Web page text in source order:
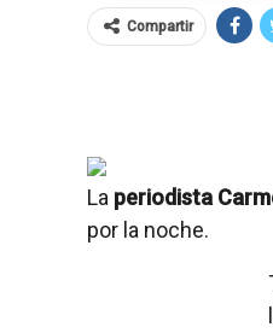
Compartir
La periodista
por la noche.